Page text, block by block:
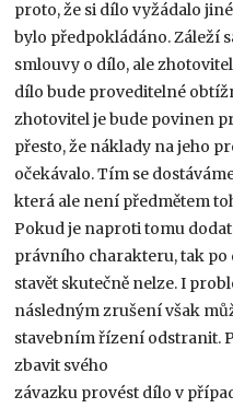
proto, že si dílo vyžádalo
bylo předpokládáno. Záleží
smlouvy o dílo, ale
dílo bude proveditelné
zhotovitel je bude povinen
přesto, že náklady na jeho
očekávalo. Tím se
která ale není předmětem
Pokud je naproti tomu
právního charakteru, tak po
stavět skutečně nelze. I
následným zrušení však
stavebním řízení odstranit.
zbavit svého
závazku provést dílo v